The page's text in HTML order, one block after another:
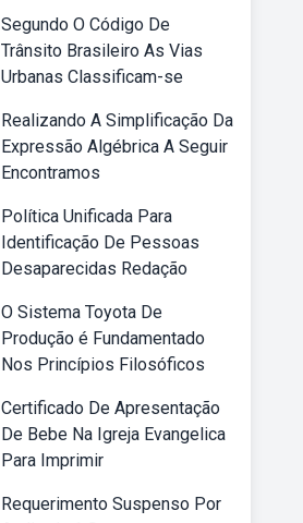
Segundo O Código De
Trânsito Brasileiro As Vias
Urbanas Classificam-se
Realizando A Simplificação Da
Expressão Algébrica A Seguir
Encontramos
Política Unificada Para
Identificação De Pessoas
Desaparecidas Redação
O Sistema Toyota De
Produção é Fundamentado
Nos Princípios Filosóficos
Certificado De Apresentação
De Bebe Na Igreja Evangelica
Para Imprimir
Requerimento Suspenso Por